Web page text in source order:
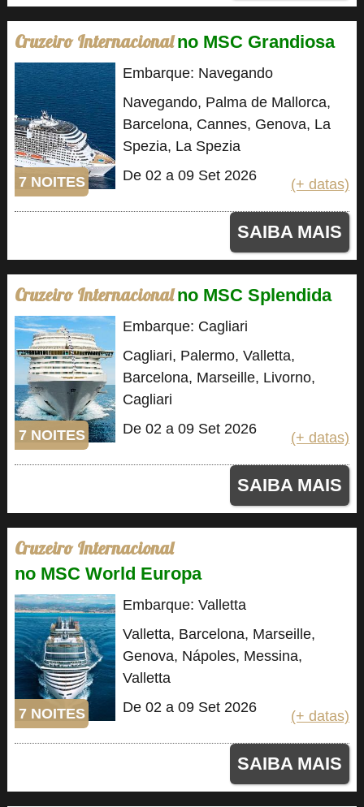
Cruzeiro Internacional no MSC Grandiosa
7 NOITES
Embarque: Navegando
Navegando, Palma de Mallorca,
Barcelona, Cannes, Genova, La
Spezia, La Spezia
De 02 a 09 Set 2026
(+ datas)
SAIBA MAIS
Cruzeiro Internacional no MSC Splendida
7 NOITES
Embarque: Cagliari
Cagliari, Palermo, Valletta,
Barcelona, Marseille, Livorno,
Cagliari
De 02 a 09 Set 2026
(+ datas)
SAIBA MAIS
Cruzeiro Internacional
no MSC World Europa
7 NOITES
Embarque: Valletta
Valletta, Barcelona, Marseille,
Genova, Nápoles, Messina,
Valletta
De 02 a 09 Set 2026
(+ datas)
SAIBA MAIS